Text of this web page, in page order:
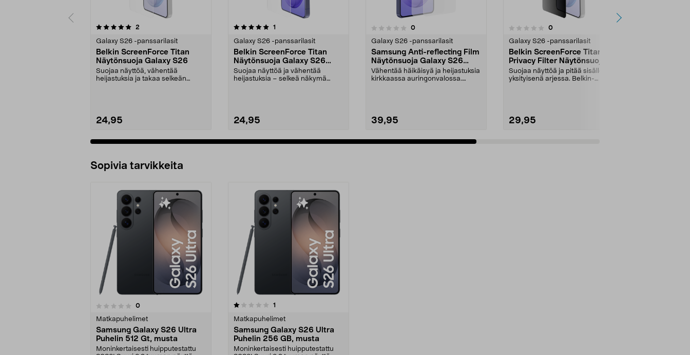
2
Galaxy S26 -panssarilasit
Belkin ScreenForce Titan
Näytönsuoja Galaxy S26
Suojaa näyttöä, vähentää
heijastuksia ja takaa selkeän
24,95
5.0 viidestä
1
Galaxy S26 -panssarilasit
Belkin ScreenForce Titan
Näytönsuoja Galaxy S26
Ultralle
Suojaa näyttöä ja vähentää
heijastuksia – selkeä näkymä
24,95
0.0 viidestä
0arvostelut
Galaxy S26 -panssarilasit
Samsung Anti-reflecting Film
Näytönsuoja Galaxy S26
Ultralle
Vähentää häikäisyä ja heijastuksia
kirkkaassa auringonvalossa.
39,95
0.0 viidestä
0arvostelut
Galaxy S26 -panssarilasit
Belkin ScreenForce Titan
Privacy Filter Näytönsuoja
Samsung Galaxy S26
Suojaa näyttöä ja pitää sisällön
yksityisenä arjessa. Belkin-
29,95
5.0 viidestä
Sopivia tarvikkeita
0arvostelut
Matkapuhelimet
Samsung Galaxy S26 Ultra
Puhelin 512 Gt, musta
Moninkertaisesti huipputestattu
1.0viidestä
1
Matkapuhelimet
Samsung Galaxy S26 Ultra
Puhelin 256 GB, musta
Moninkertaisesti huipputestattu